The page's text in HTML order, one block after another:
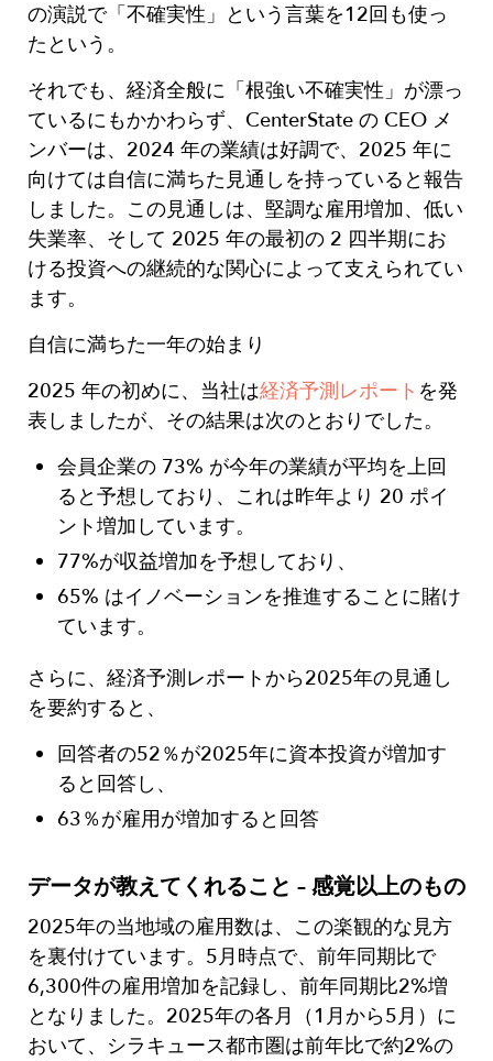
の演説で「不確実性」という言葉を12回も使っ
たという。
それでも、経済全般に「根強い不確実性」が漂っ
ているにもかかわらず、CenterState の CEO メ
ンバーは、2024 年の業績は好調で、2025 年に
向けては自信に満ちた見通しを持っていると報告
しました。この見通しは、堅調な雇用増加、低い
失業率、そして 2025 年の最初の 2 四半期にお
ける投資への継続的な関心によって支えられてい
ます。
自信に満ちた一年の始まり
2025 年の初めに、当社は経済予測レポート を発
表しましたが、その結果は次のとおりでした。
会員企業の 73% が今年の業績が平均を上回
ると予想しており、これは昨年より 20 ポイ
ント増加しています。
77%が収益増加を予想しており、
65% はイノベーションを推進することに賭け
ています。
さらに、経済予測レポートから2025年の見通し
を要約すると、
回答者の52％が2025年に資本投資が増加す
ると回答し、
63％が雇用が増加すると回答
データが教えてくれること – 感覚以上のもの
2025年の当地域の雇用数は、この楽観的な見方
を裏付けています。5月時点で、前年同期比で
6,300件の雇用増加を記録し、前年同期比2%増
となりました。2025年の各月（1月から5月）に
おいて、シラキュース都市圏は前年比で約2%の